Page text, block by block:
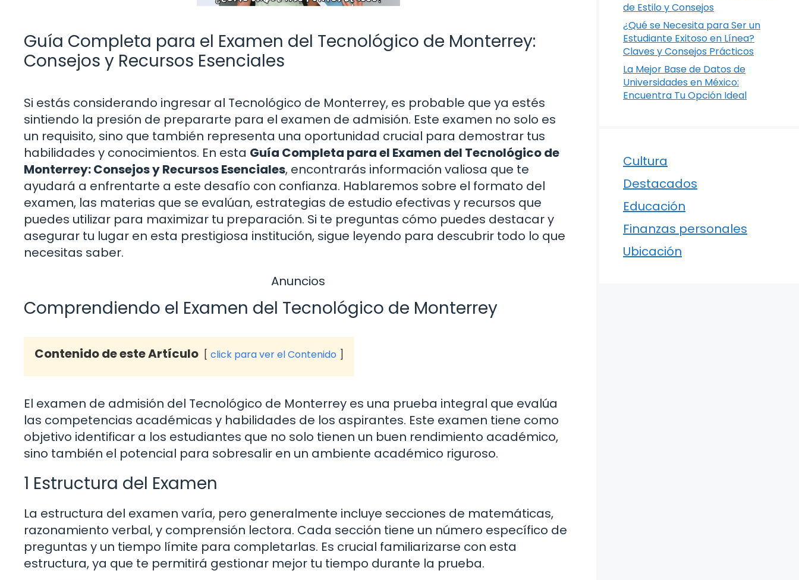
Guía Completa para el Examen del Tecnológico de Monterrey:
Consejos y Recursos Esenciales
Si estás considerando ingresar al Tecnológico de Monterrey, es probable que ya estés
sintiendo la presión de prepararte para el examen de admisión. Este examen no solo es
un requisito, sino que también representa una oportunidad crucial para demostrar tus
habilidades y conocimientos. En esta Guía Completa para el Examen del Tecnológico de
Monterrey: Consejos y Recursos Esenciales, encontrarás información valiosa que te
ayudará a enfrentarte a este desafío con confianza. Hablaremos sobre el formato del
examen, las materias que se evalúan, estrategias de estudio efectivas y recursos que
puedes utilizar para maximizar tu preparación. Si te preguntas cómo puedes destacar y
asegurar tu lugar en esta prestigiosa institución, sigue leyendo para descubrir todo lo que
necesitas saber.
Anuncios
Comprendiendo el Examen del Tecnológico de Monterrey
Contenido de este Artículo click para ver el Contenido
El examen de admisión del Tecnológico de Monterrey es una prueba integral que evalúa
las competencias académicas y habilidades de los aspirantes. Este examen tiene como
objetivo identificar a los estudiantes que no solo tienen un buen rendimiento académico,
sino también el potencial para sobresalir en un ambiente académico riguroso.
1 Estructura del Examen
La estructura del examen varía, pero generalmente incluye secciones de matemáticas,
razonamiento verbal, y comprensión lectora. Cada sección tiene un número específico de
preguntas y un tiempo límite para completarlas. Es crucial familiarizarse con esta
estructura, ya que te permitirá gestionar mejor tu tiempo durante la prueba.
de Estilo y Consejos
¿Qué se Necesita para Ser un
Estudiante Exitoso en Línea?
Claves y Consejos Prácticos
La Mejor Base de Datos de
Universidades en México:
Encuentra Tu Opción Ideal
Cultura
Destacados
Educación
Finanzas personales
Ubicación